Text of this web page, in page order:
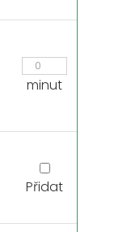
minut
Přidat